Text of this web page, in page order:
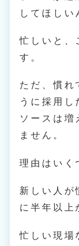
してほしい
忙しいと、
す。
ただ、慣れ
うに採用し
ソースは増
ません。
理由はいく
新しい人が
に半年以上
忙しい現場